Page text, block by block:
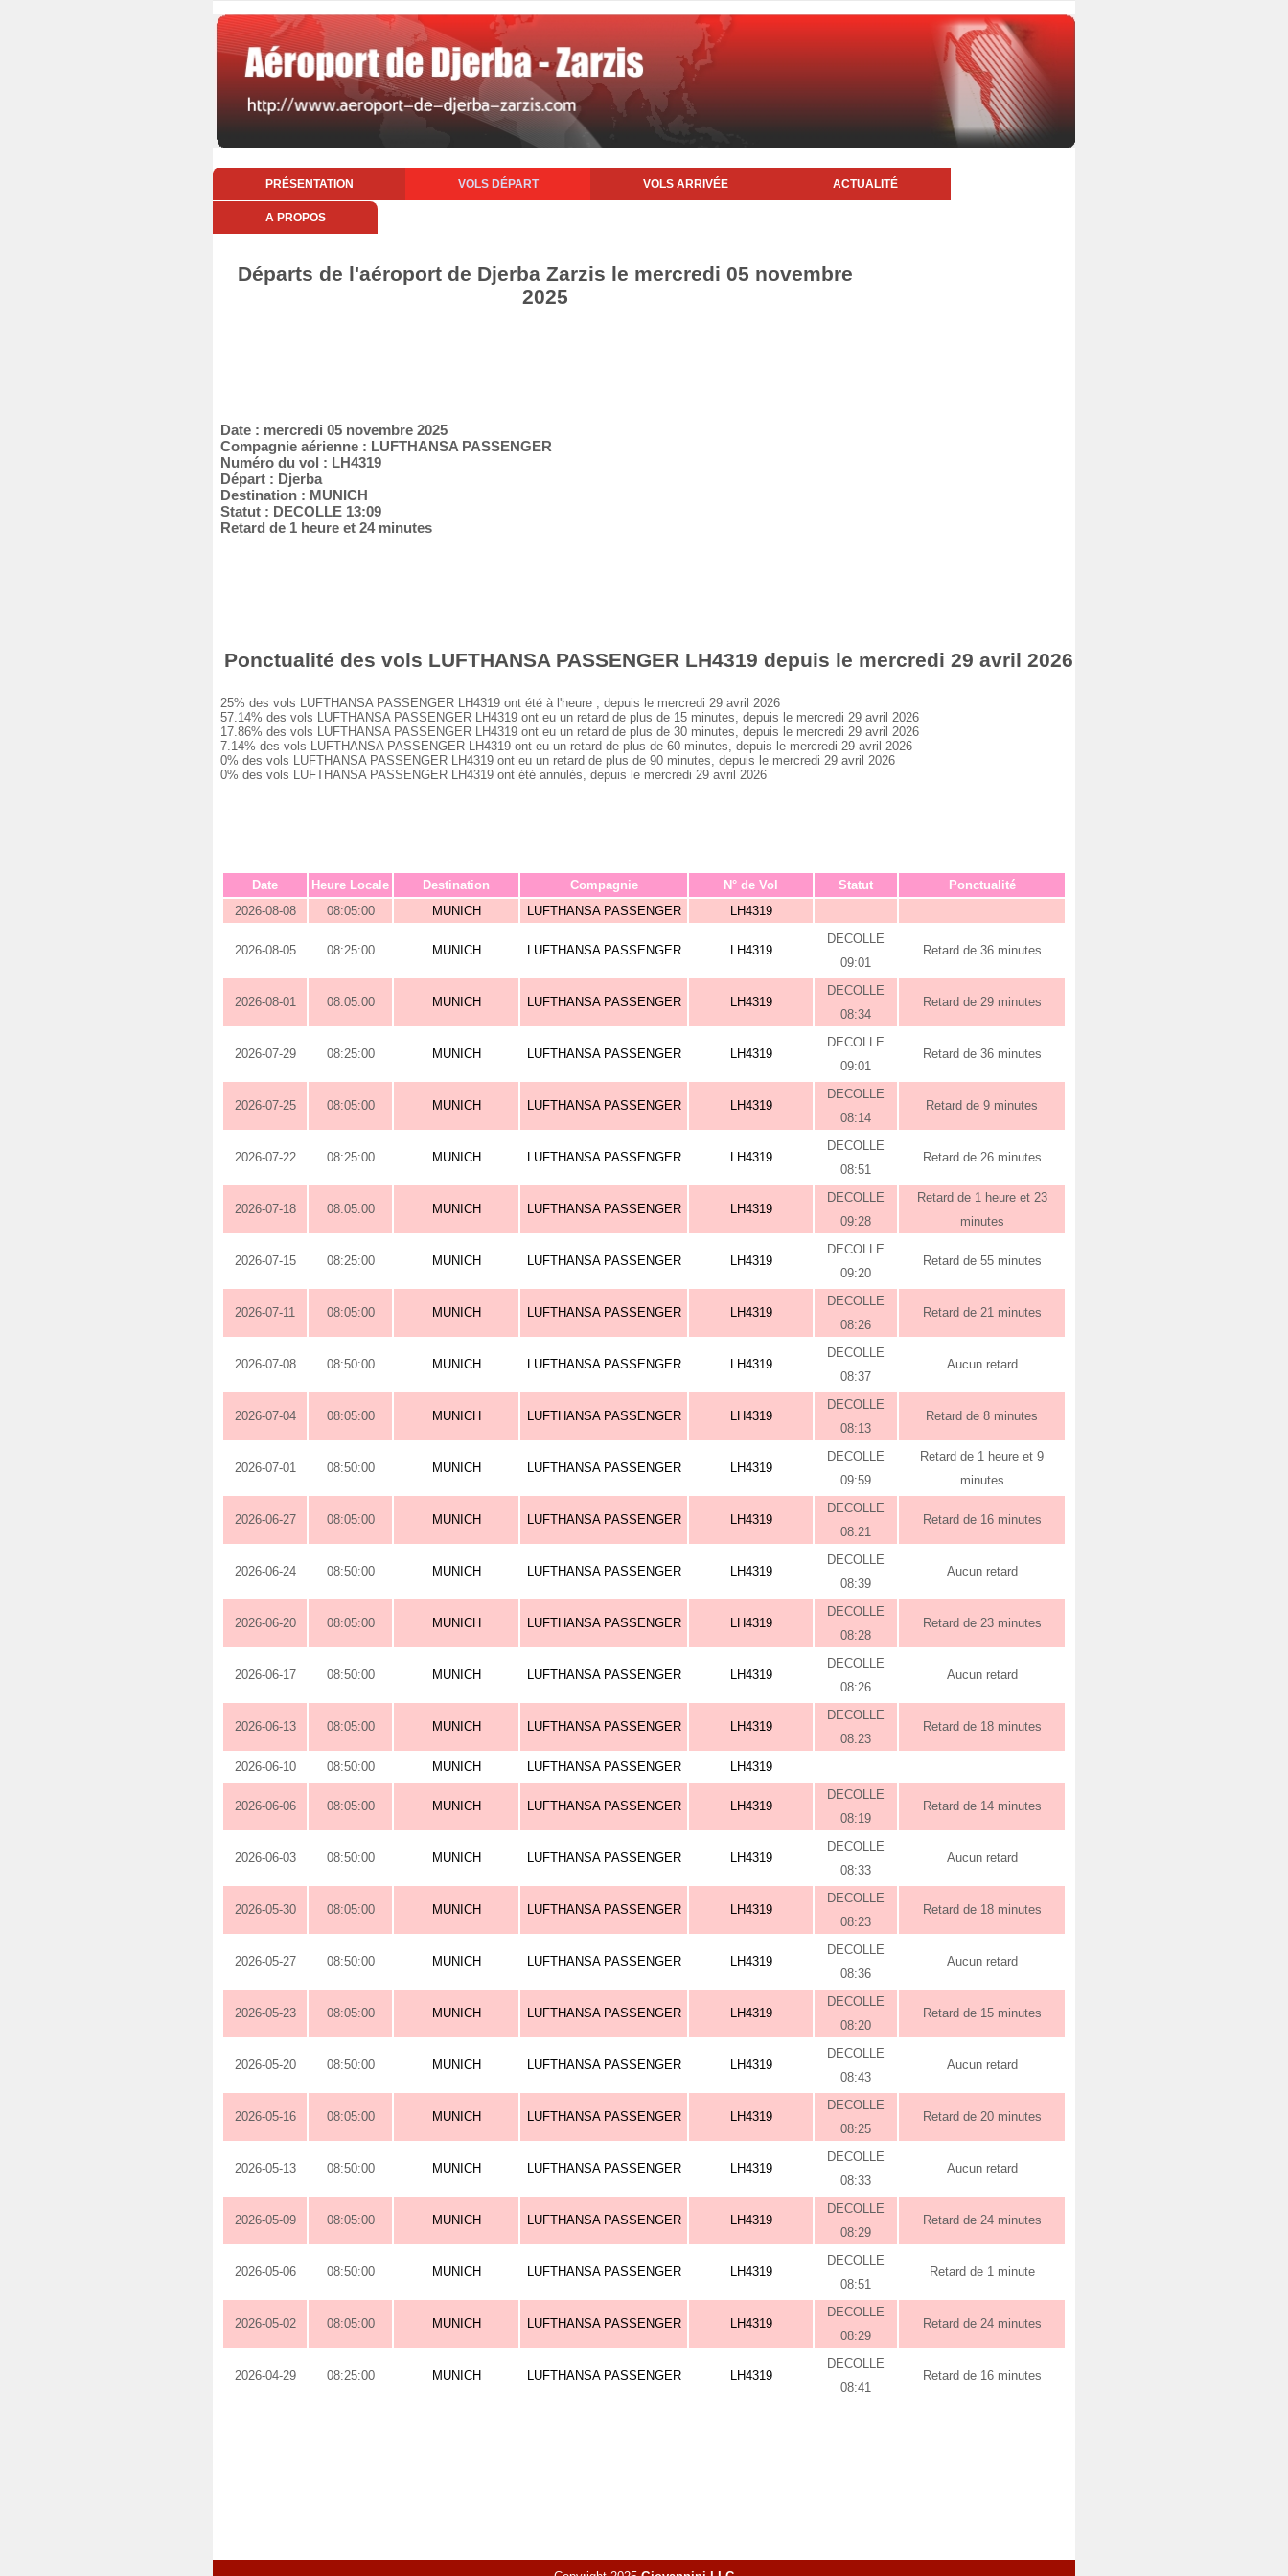
PRÉSENTATION VOLS DÉPART VOLS ARRIVÉE ACTUALITÉ
A PROPOS
Départs de l'aéroport de Djerba Zarzis le mercredi 05 novembre
2025
Date : mercredi 05 novembre 2025
Compagnie aérienne : LUFTHANSA PASSENGER
Numéro du vol : LH4319
Départ : Djerba
Destination : MUNICH
Statut : DECOLLE 13:09
Retard de 1 heure et 24 minutes
Ponctualité des vols LUFTHANSA PASSENGER LH4319 depuis le mercredi 29 avril 2026
25% des vols LUFTHANSA PASSENGER LH4319 ont été à l'heure , depuis le mercredi 29 avril 2026
57.14% des vols LUFTHANSA PASSENGER LH4319 ont eu un retard de plus de 15 minutes, depuis le mercredi 29 avril 2026
17.86% des vols LUFTHANSA PASSENGER LH4319 ont eu un retard de plus de 30 minutes, depuis le mercredi 29 avril 2026
7.14% des vols LUFTHANSA PASSENGER LH4319 ont eu un retard de plus de 60 minutes, depuis le mercredi 29 avril 2026
0% des vols LUFTHANSA PASSENGER LH4319 ont eu un retard de plus de 90 minutes, depuis le mercredi 29 avril 2026
0% des vols LUFTHANSA PASSENGER LH4319 ont été annulés, depuis le mercredi 29 avril 2026
Date Heure Locale Destination Compagnie N° de Vol Statut
Ponctualité
2026-08-08
08:05:00 MUNICH LUFTHANSA PASSENGER LH4319
2026-08-05 08:25:00 MUNICH LUFTHANSA PASSENGER LH4319
DECOLLE
09:01
Retard de 36 minutes
2026-08-01 08:05:00 MUNICH LUFTHANSA PASSENGER LH4319
DECOLLE
08:34
Retard de 29 minutes
2026-07-29 08:25:00 MUNICH LUFTHANSA PASSENGER LH4319
DECOLLE
09:01
Retard de 36 minutes
2026-07-25 08:05:00 MUNICH LUFTHANSA PASSENGER LH4319
DECOLLE
08:14
Retard de 9 minutes
2026-07-22 08:25:00 MUNICH LUFTHANSA PASSENGER LH4319
DECOLLE
08:51
Retard de 26 minutes
2026-07-18 08:05:00 MUNICH LUFTHANSA PASSENGER LH4319
DECOLLE
09:28
Retard de 1 heure et 23
minutes
2026-07-15 08:25:00 MUNICH LUFTHANSA PASSENGER LH4319
DECOLLE
09:20
Retard de 55 minutes
2026-07-11 08:05:00 MUNICH LUFTHANSA PASSENGER LH4319
DECOLLE
08:26
Retard de 21 minutes
2026-07-08 08:50:00 MUNICH LUFTHANSA PASSENGER LH4319
DECOLLE
08:37
Aucun retard
2026-07-04 08:05:00 MUNICH LUFTHANSA PASSENGER LH4319
DECOLLE
08:13
Retard de 8 minutes
2026-07-01 08:50:00 MUNICH LUFTHANSA PASSENGER LH4319
DECOLLE
09:59
Retard de 1 heure et 9
minutes
2026-06-27 08:05:00 MUNICH LUFTHANSA PASSENGER LH4319
DECOLLE
08:21
Retard de 16 minutes
2026-06-24 08:50:00 MUNICH LUFTHANSA PASSENGER LH4319
DECOLLE
08:39
Aucun retard
2026-06-20 08:05:00 MUNICH LUFTHANSA PASSENGER LH4319
DECOLLE
08:28
Retard de 23 minutes
2026-06-17 08:50:00 MUNICH LUFTHANSA PASSENGER LH4319
DECOLLE
08:26
Aucun retard
2026-06-13 08:05:00 MUNICH LUFTHANSA PASSENGER LH4319
DECOLLE
08:23
Retard de 18 minutes
2026-06-10 08:50:00 MUNICH LUFTHANSA PASSENGER LH4319
2026-06-06 08:05:00 MUNICH LUFTHANSA PASSENGER LH4319
DECOLLE
08:19
Retard de 14 minutes
2026-06-03 08:50:00 MUNICH LUFTHANSA PASSENGER LH4319
DECOLLE
08:33
Aucun retard
2026-05-30 08:05:00 MUNICH LUFTHANSA PASSENGER LH4319
DECOLLE
08:23
Retard de 18 minutes
2026-05-27 08:50:00 MUNICH LUFTHANSA PASSENGER LH4319
DECOLLE
08:36
Aucun retard
2026-05-23 08:05:00 MUNICH LUFTHANSA PASSENGER LH4319
DECOLLE
08:20
Retard de 15 minutes
2026-05-20 08:50:00 MUNICH LUFTHANSA PASSENGER LH4319
DECOLLE
08:43
Aucun retard
2026-05-16 08:05:00 MUNICH LUFTHANSA PASSENGER LH4319
DECOLLE
08:25
Retard de 20 minutes
2026-05-13 08:50:00 MUNICH LUFTHANSA PASSENGER LH4319
DECOLLE
08:33
Aucun retard
2026-05-09 08:05:00 MUNICH LUFTHANSA PASSENGER LH4319
DECOLLE
08:29
Retard de 24 minutes
2026-05-06 08:50:00 MUNICH LUFTHANSA PASSENGER LH4319
DECOLLE
08:51
Retard de 1 minute
2026-05-02 08:05:00 MUNICH LUFTHANSA PASSENGER LH4319
DECOLLE
08:29
Retard de 24 minutes
2026-04-29 08:25:00 MUNICH LUFTHANSA PASSENGER LH4319
DECOLLE
08:41
Retard de 16 minutes